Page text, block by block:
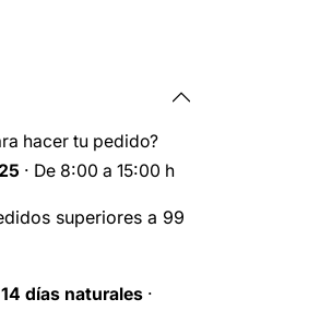
hacer tu pedido?
· De 8:00 a 15:00 h
superiores a 99
días naturales ·